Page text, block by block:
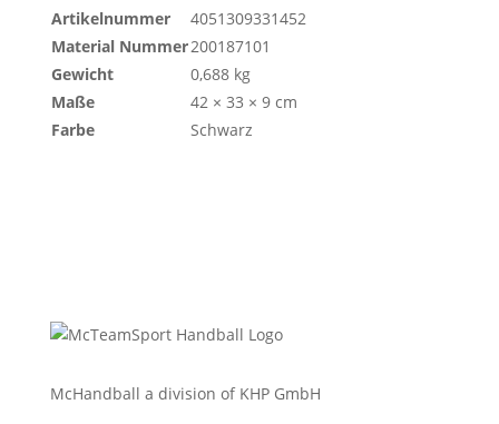
Artikelnummer
4051309331452
Material Nummer200187101
Gewicht
0,688 kg
Maße
42 × 33 × 9 cm
Farbe
Schwarz
McHandball a division of KHP GmbH